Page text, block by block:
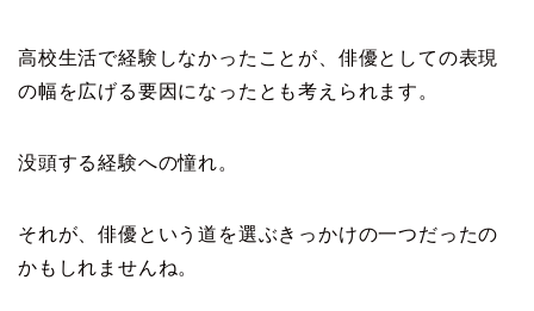
高校生活で経験しなかったことが、俳優としての表現
の幅を広げる要因になったとも考えられます。
没頭する経験への憧れ。
それが、俳優という道を選ぶきっかけの一つだったの
かもしれませんね。